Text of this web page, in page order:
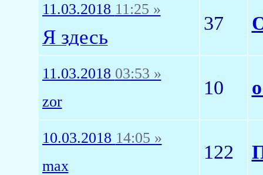
11.03.2018 11:25 »
Я здесь
37
11.03.2018 03:53 »
zor
10
10.03.2018 14:05 »
max
122